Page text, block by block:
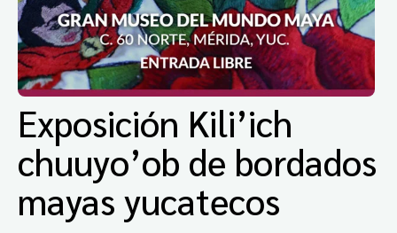
Exposición Kili’ich
chuuyo’ob de bordados
mayas yucatecos